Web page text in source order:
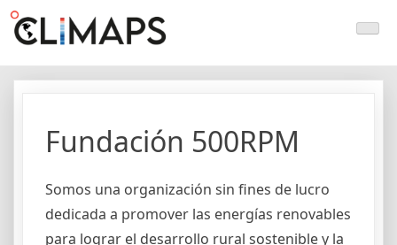
Skip
Climaps.org
Mapas de acción climática en Latinoamérica y el caribe
Fundación 500RPM
Somos una organización sin fines de lucro
dedicada a promover las energías renovables
para lograr el desarrollo rural sostenible y la